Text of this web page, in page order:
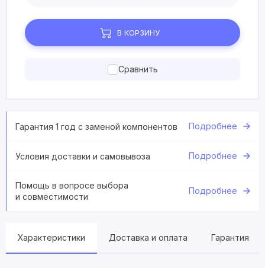
В КОРЗИНУ
Сравнить
Гарантия 1 год с заменой компонентов Подробнее
Условия доставки и самовывоза Подробнее
Помощь в вопросе выбора
и совместимости
Подробнее
Характеристики Доставка и оплата Гарантия